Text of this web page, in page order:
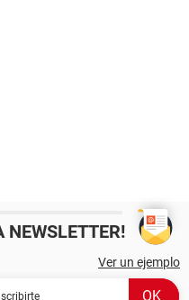
NEWSLETTER!
Ver un ejemplo